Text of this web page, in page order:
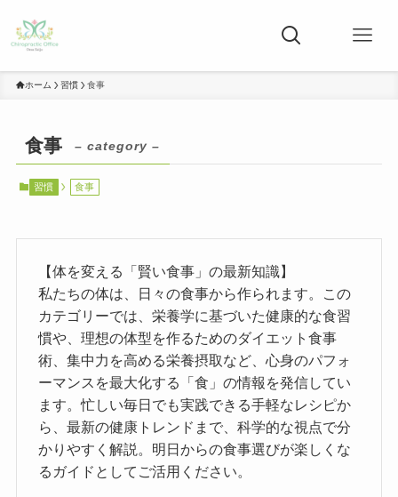
ホーム 習慣 食事
食事 – category –
習慣 食事
【体を変える「賢い食事」の最新知識】
私たちの体は、日々の食事から作られます。この
カテゴリーでは、栄養学に基づいた健康的な食習
慣や、理想の体型を作るためのダイエット食事
術、集中力を高める栄養摂取など、心身のパフォ
ーマンスを最大化する「食」の情報を発信してい
ます。忙しい毎日でも実践できる手軽なレシピか
ら、最新の健康トレンドまで、科学的な視点で分
かりやすく解説。明日からの食事選びが楽しくな
るガイドとしてご活用ください。